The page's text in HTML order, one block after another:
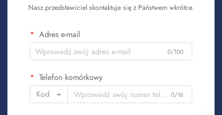
Nasz przedstawiciel skontaktuje się z Państwem wkrótce.
Adres e-mail
0/100
Telefon komórkowy
Kod
0/16